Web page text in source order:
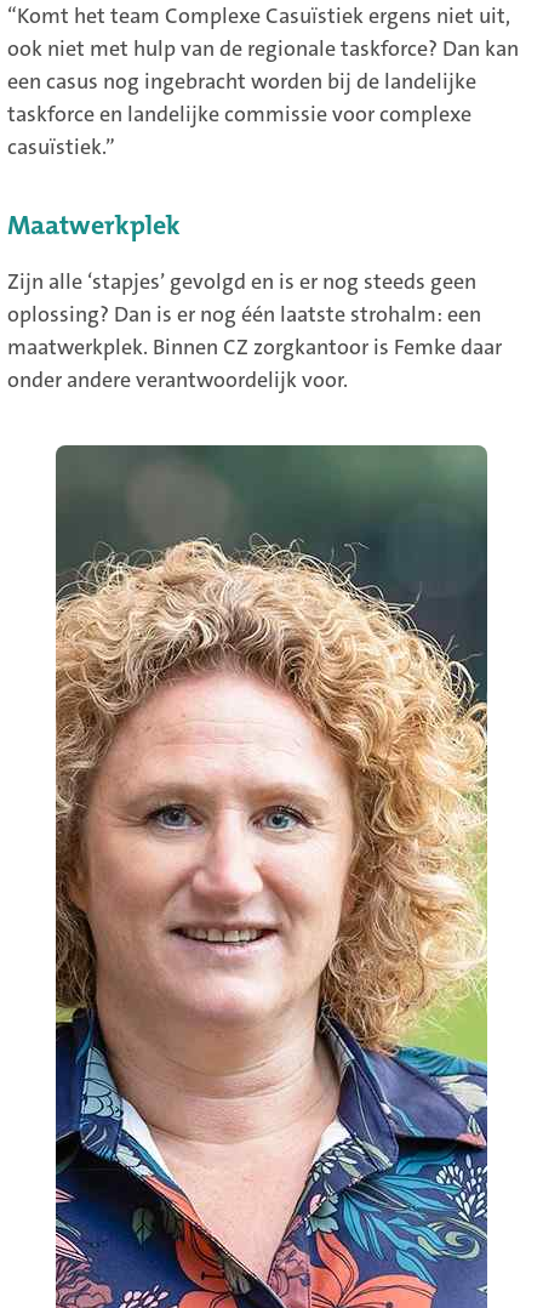
“Komt het team Complexe Casuïstiek ergens niet uit,
ook niet met hulp van de regionale taskforce? Dan kan
een casus nog ingebracht worden bij de landelijke
taskforce en landelijke commissie voor complexe
casuïstiek.”
Maatwerkplek
Zijn alle ‘stapjes’ gevolgd en is er nog steeds geen
oplossing? Dan is er nog één laatste strohalm: een
maatwerkplek. Binnen CZ zorgkantoor is Femke daar
onder andere verantwoordelijk voor.